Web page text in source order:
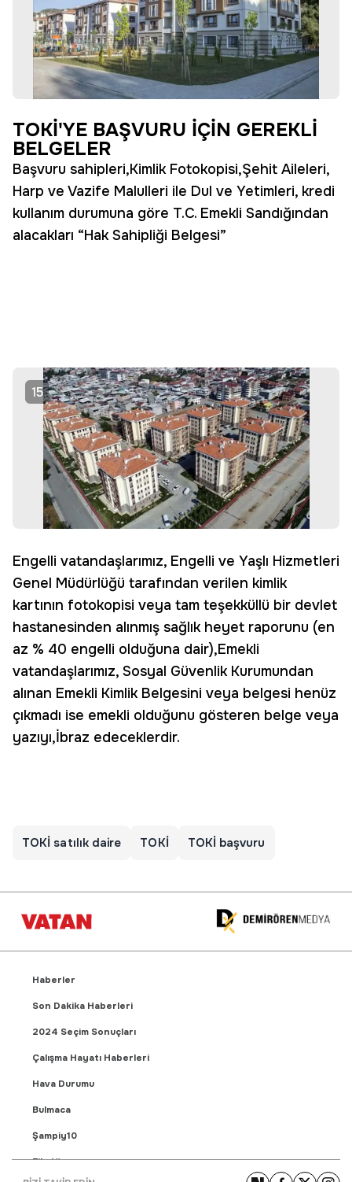
TOKİ'YE BAŞVURU İÇİN GEREKLİ
BELGELER
Başvuru sahipleri,Kimlik Fotokopisi,Şehit Aileleri,
Harp ve Vazife Malulleri ile Dul ve Yetimleri, kredi
kullanım durumuna göre T.C. Emekli Sandığından
alacakları “Hak Sahipliği Belgesi”
15
Engelli vatandaşlarımız, Engelli ve Yaşlı Hizmetleri
Genel Müdürlüğü tarafından verilen kimlik
kartının fotokopisi veya tam teşekküllü bir devlet
hastanesinden alınmış sağlık heyet raporunu (en
az % 40 engelli olduğuna dair),Emekli
vatandaşlarımız, Sosyal Güvenlik Kurumundan
alınan Emekli Kimlik Belgesini veya belgesi henüz
çıkmadı ise emekli olduğunu gösteren belge veya
yazıyı,İbraz edeceklerdir.
TOKİ satılık daire TOKİ TOKİ başvuru
Haberler
Son Dakika Haberleri
2024 Seçim Sonuçları
Çalışma Hayatı Haberleri
Hava Durumu
Bulmaca
Şampiy10
Fikstür